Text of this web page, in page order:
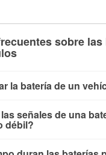
sobre
la batería de un
más rápido es
el vehículo apagado,
señales de una
débil?